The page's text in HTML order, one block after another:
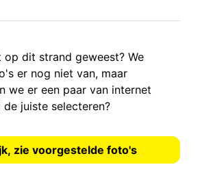
op dit strand geweest? We
er nog niet van, maar
we er een paar van internet
de juiste selecteren?
zie voorgestelde foto's